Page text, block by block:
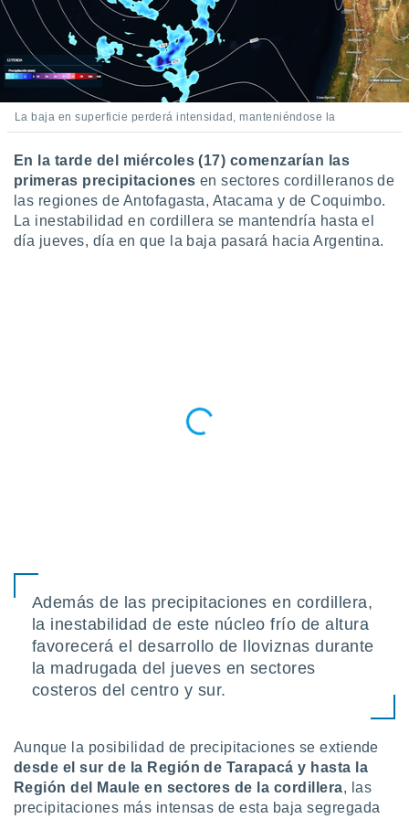
u
datos
momento
en
en
en
contenido
medir el
el
o a través
de
uso de
con el
La baja en superficie perderá intensidad, manteniéndose la
En la tarde del miércoles (17) comenzarían las
primeras precipitaciones en sectores cordilleranos de
las regiones de Antofagasta, Atacama y de Coquimbo.
La inestabilidad en cordillera se mantendría hasta el
día jueves, día en que la baja pasará hacia Argentina.
Además de las precipitaciones en cordillera,
la inestabilidad de este núcleo frío de altura
favorecerá el desarrollo de lloviznas durante
la madrugada del jueves en sectores
costeros del centro y sur.
Aunque la posibilidad de precipitaciones se extiende
desde el sur de la Región de Tarapacá y hasta la
Región del Maule en sectores de la cordillera, las
precipitaciones más intensas de esta baja segregada